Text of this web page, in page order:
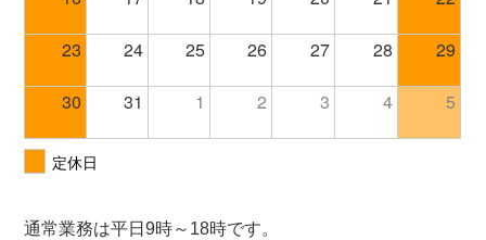
通常業務は平日9時～18時です。